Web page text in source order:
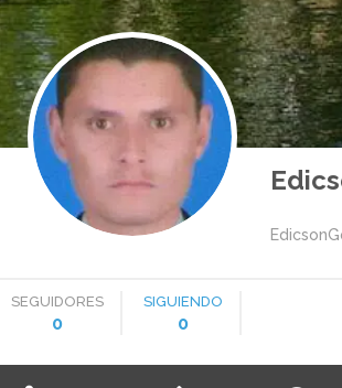
SEGUIDORES
0
SIGUIENDO
0